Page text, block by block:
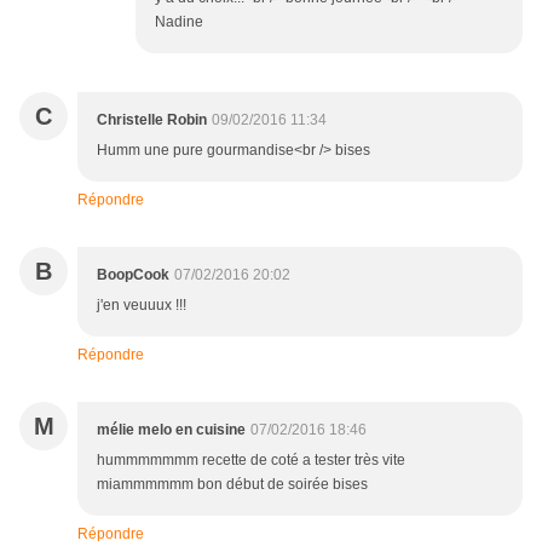
Nadine
C Christelle Robin 09/02/2016 11:34
Humm une pure gourmandise<br /> bises
Répondre
B BoopCook 07/02/2016 20:02
j'en veuuux !!!
Répondre
M mélie melo en cuisine 07/02/2016 18:46
hummmmmmm recette de coté a tester très vite
miammmmmm bon début de soirée bises
Répondre